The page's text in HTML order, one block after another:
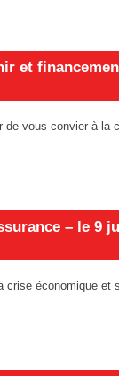
et
de vous convier à
– le 9
crise économique